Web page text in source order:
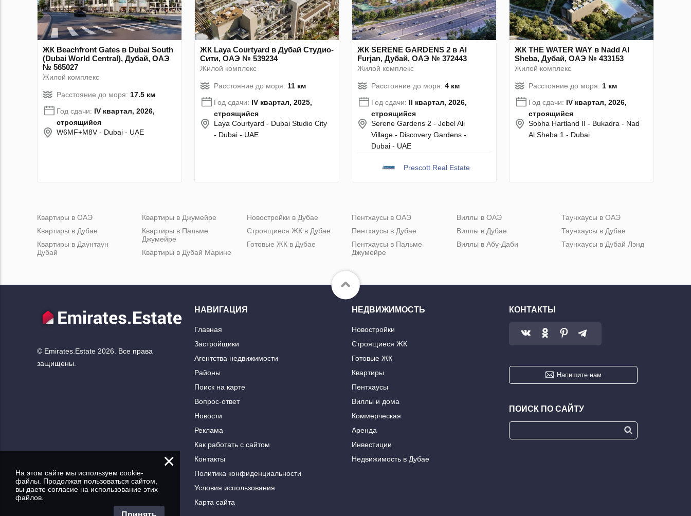
ЖК Beachfront Gates в Dubai South
(Dubai World Central), Дубай, ОАЭ
№ 565027
Жилой комплекс
Расстояние до моря: 17.5 км
Год сдачи: IV квартал, 2026,
строящийся
W6MF+M8V - Dubai - UAE
ЖК Laya Courtyard в Дубай Студио-
Сити, ОАЭ № 539234
Жилой комплекс
Расстояние до моря: 11 км
Год сдачи: IV квартал, 2025,
строящийся
Laya Courtyard - Dubai Studio City
- Dubai - UAE
ЖК SERENE GARDENS 2 в Al
Furjan, Дубай, ОАЭ № 372443
Жилой комплекс
Расстояние до моря: 4 км
Год сдачи: II квартал, 2026,
строящийся
Serene Gardens 2 - Jebel Ali
Village - Discovery Gardens -
Dubai - UAE
Prescott Real Estate
ЖК THE WATER WAY в Nadd Al
Sheba, Дубай, ОАЭ № 433153
Жилой комплекс
Расстояние до моря: 1 км
Год сдачи: IV квартал, 2026,
строящийся
Sobha Hartland II - Bukadra - Nad
Al Sheba 1 - Dubai
Квартиры в ОАЭ
Квартиры в Дубае
Квартиры в Даунтаун
Дубай
Квартиры в Джумейре
Квартиры в Пальме
Джумейре
Квартиры в Дубай Марине
Новостройки в Дубае
Строящиеся ЖК в Дубае
Готовые ЖК в Дубае
Пентхаусы в ОАЭ
Пентхаусы в Дубае
Пентхаусы в Пальме
Джумейре
Виллы в ОАЭ
Виллы в Дубае
Виллы в Абу-Даби
Таунхаусы в ОАЭ
Таунхаусы в Дубае
Таунхаусы в Дубай Лэнд
© Emirates.Estate 2026. Все права
защищены.
НАВИГАЦИЯ
Главная
Застройщики
Агентства недвижимости
Районы
Поиск на карте
Вопрос-ответ
Новости
Реклама
Как работать с сайтом
Контакты
Политика конфиденциальности
Условия использования
Карта сайта
НЕДВИЖИМОСТЬ
Новостройки
Строящиеся ЖК
Готовые ЖК
Квартиры
Пентхаусы
Виллы и дома
Коммерческая
Аренда
Инвестиции
Недвижимость в Дубае
КОНТАКТЫ
Напишите нам
ПОИСК ПО САЙТУ
×
На этом сайте мы используем cookie-
файлы. Продолжая пользоваться сайтом,
вы даете согласие на использование этих
файлов.